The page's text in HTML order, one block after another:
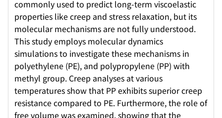
commonly used to predict long-term viscoelastic
properties like creep and stress relaxation, but its
molecular mechanisms are not fully understood.
This study employs molecular dynamics
simulations to investigate these mechanisms in
polyethylene (PE), and polypropylene (PP) with
methyl group. Creep analyses at various
temperatures show that PP exhibits superior creep
resistance compared to PE. Furthermore, the role of
free volume was examined, showing that the